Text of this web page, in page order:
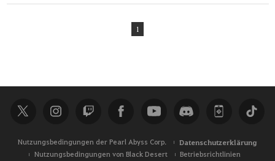
1
Nutzungsbedingungen der Pearl Abyss Corp. Datenschutzerklärung
Nutzungsbedingungen von Black Desert
Betriebsrichtlinien